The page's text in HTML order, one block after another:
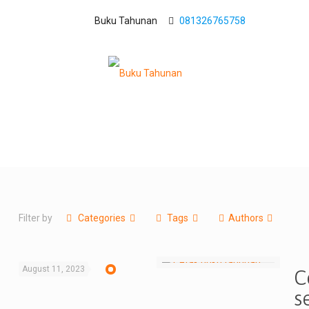
Buku Tahunan 081326765758
Filter by Categories Tags Authors
August 11, 2023